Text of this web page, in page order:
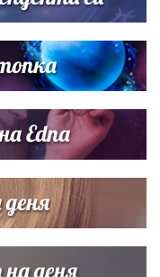
Edna
деня